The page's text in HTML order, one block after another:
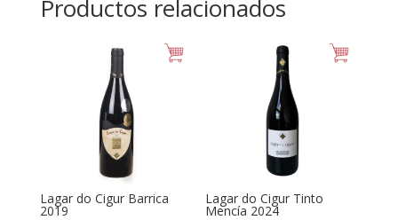
Productos relacionados
Lagar do Cigur Barrica
2019
Lagar do Cigur Tinto
Mencía 2024